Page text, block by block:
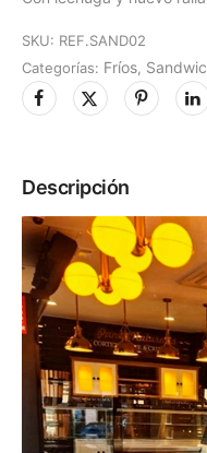
SKU: REF.SAND02
Categorías: Fríos
Descripción